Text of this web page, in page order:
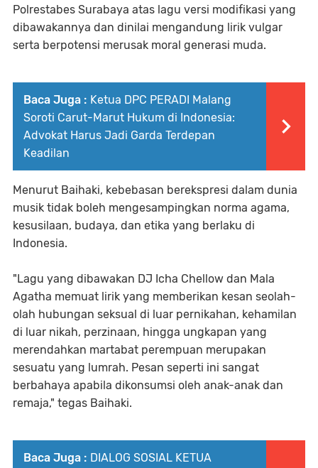
Polrestabes Surabaya atas lagu versi modifikasi yang
dibawakannya dan dinilai mengandung lirik vulgar
serta berpotensi merusak moral generasi muda.
Baca Juga : Ketua DPC PERADI Malang
Soroti Carut-Marut Hukum di Indonesia:
Advokat Harus Jadi Garda Terdepan
Keadilan
Menurut Baihaki, kebebasan berekspresi dalam dunia
musik tidak boleh mengesampingkan norma agama,
kesusilaan, budaya, dan etika yang berlaku di
Indonesia.
"Lagu yang dibawakan DJ Icha Chellow dan Mala
Agatha memuat lirik yang memberikan kesan seolah-
olah hubungan seksual di luar pernikahan, kehamilan
di luar nikah, perzinaan, hingga ungkapan yang
merendahkan martabat perempuan merupakan
sesuatu yang lumrah. Pesan seperti ini sangat
berbahaya apabila dikonsumsi oleh anak-anak dan
remaja," tegas Baihaki.
Baca Juga : DIALOG SOSIAL KETUA